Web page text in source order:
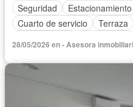
Seguridad
Estacionamiento
Cuarto de servicio
Terraza
28/05/2026 en - Asesora